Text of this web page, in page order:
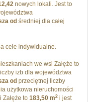
nowych lokali. Jest to
od średniej dla całej
cele indywidualne.
we wsi Załęże to
izb dla województwa
od przeciętnej liczby
użytkowa nieruchomości
to 183,50 m2 i jest